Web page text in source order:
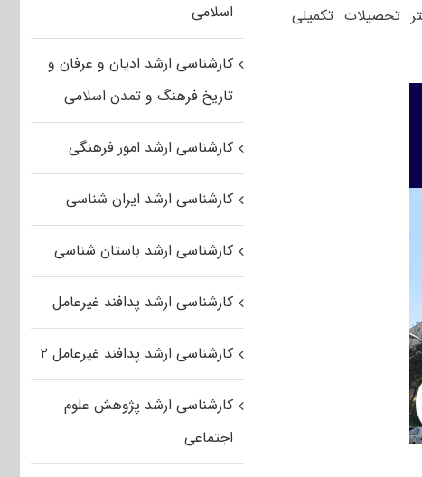
تحصیلات تکمیلی
اسلامی
کارشناسی ارشد ادیان و عرفان و
تاریخ فرهنگ و تمدن اسلامی
کارشناسی ارشد امور فرهنگی
کارشناسی ارشد ایران شناسی
کارشناسی ارشد باستان شناسی
کارشناسی ارشد پدافند غیرعامل
کارشناسی ارشد پدافند غیرعامل ۲
کارشناسی ارشد پژوهش علوم
اجتماعی